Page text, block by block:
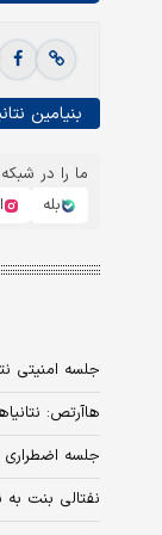
بنیامین
ما را در
بله
جلسه امنیتی
هاآرتص:
جلسه اضطراری
نفتالی بنت